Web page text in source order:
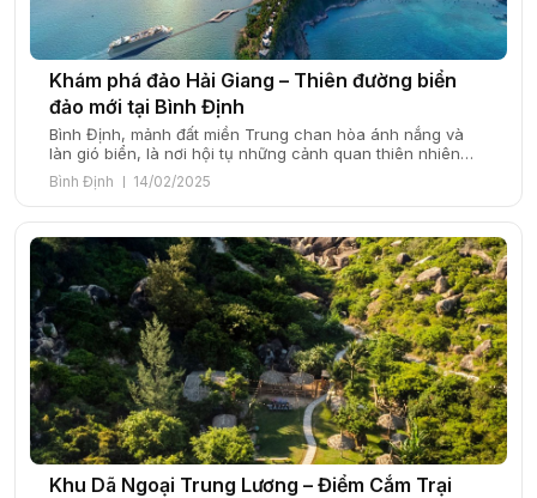
Khám phá đảo Hải Giang – Thiên đường biển
đảo mới tại Bình Định
Bình Định, mảnh đất miền Trung chan hòa ánh nắng và
làn gió biển, là nơi hội tụ những cảnh quan thiên nhiên
hùng vĩ và văn hóa truyền thống đặc sắc. Với đường bờ
biển dài, những bãi cát trắng mịn và các điểm tham quan
độc đáo, Bình Định ngày càng trở thành […]
Bình Định 14/02/2025
Khu Dã Ngoại Trung Lương – Điểm Cắm Trại